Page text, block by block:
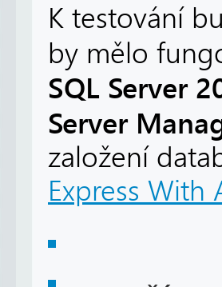
K testování
by mělo
SQL Server
Server
založení
Express With